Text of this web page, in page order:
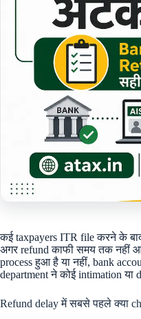
कई taxpayers ITR file करने के
अगर refund काफी समय तक नहीं
process हुआ है या नहीं, bank
department ने कोई intimation या
Refund delay में सबसे पहले क्या